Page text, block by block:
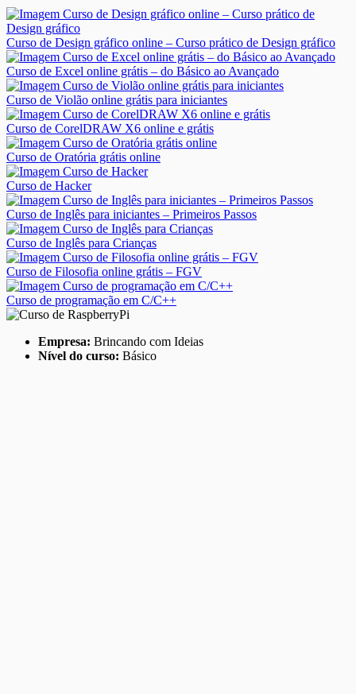
Curso de Design gráfico online – Curso prático de Design gráfico
Curso de Excel online grátis – do Básico ao Avançado
Curso de Violão online grátis para iniciantes
Curso de CorelDRAW X6 online e grátis
Curso de Oratória grátis online
Curso de Hacker
Curso de Inglês para iniciantes – Primeiros Passos
Curso de Inglês para Crianças
Curso de Filosofia online grátis – FGV
Curso de programação em C/C++
Empresa: Brincando com Ideias
Nível do curso: Básico